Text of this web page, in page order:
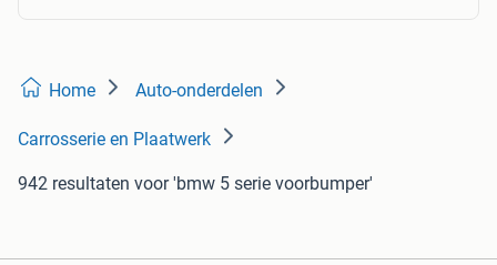
Home Auto-onderdelen
Carrosserie en Plaatwerk
942 resultaten voor 'bmw 5 serie voorbumper'